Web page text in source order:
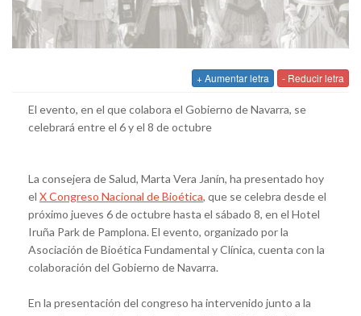
+ Aumentar letra - Reducir letra
El evento, en el que colabora el Gobierno de Navarra, se
celebrará entre el 6 y el 8 de octubre
La consejera de Salud, Marta Vera Janín, ha presentado hoy
el X Congreso Nacional de Bioética, que se celebra desde el
próximo jueves 6 de octubre hasta el sábado 8, en el Hotel
Iruña Park de Pamplona. El evento, organizado por la
Asociación de Bioética Fundamental y Clínica, cuenta con la
colaboración del Gobierno de Navarra.
En la presentación del congreso ha intervenido junto a la